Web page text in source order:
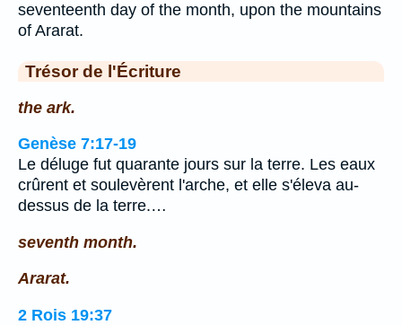
seventeenth day of the month, upon the mountains
of Ararat.
Trésor de l'Écriture
the ark.
Genèse 7:17-19
Le déluge fut quarante jours sur la terre. Les eaux
crûrent et soulevèrent l'arche, et elle s'éleva au-
dessus de la terre.…
seventh month.
Ararat.
2 Rois 19:37